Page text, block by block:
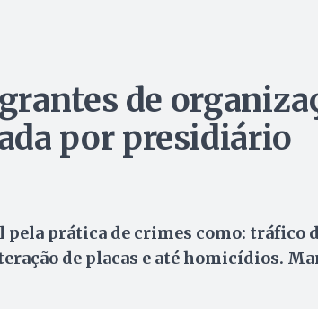
de
por presidiário
prática de crimes como: tráfico
de placas e até homicídios.